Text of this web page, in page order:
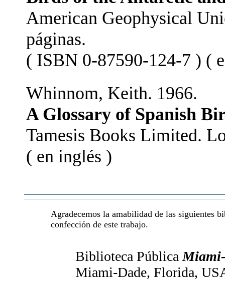
American Geophysical
páginas.
( ISBN 0-87590-124-7 ) (
Whinnom, Keith. 1966.
A Glossary of Spanish
Tamesis Books Limited.
( en inglés )
Agradecemos la amabilidad de las siguientes
confección de este trabajo.
Biblioteca Pública
Miami-Dade, Florida,